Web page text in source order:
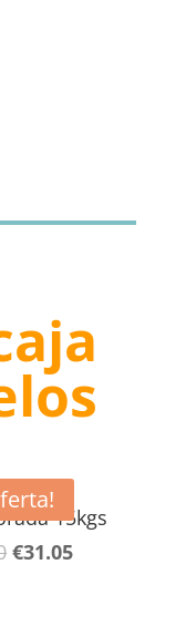
de
15kgs
El
€31.05El